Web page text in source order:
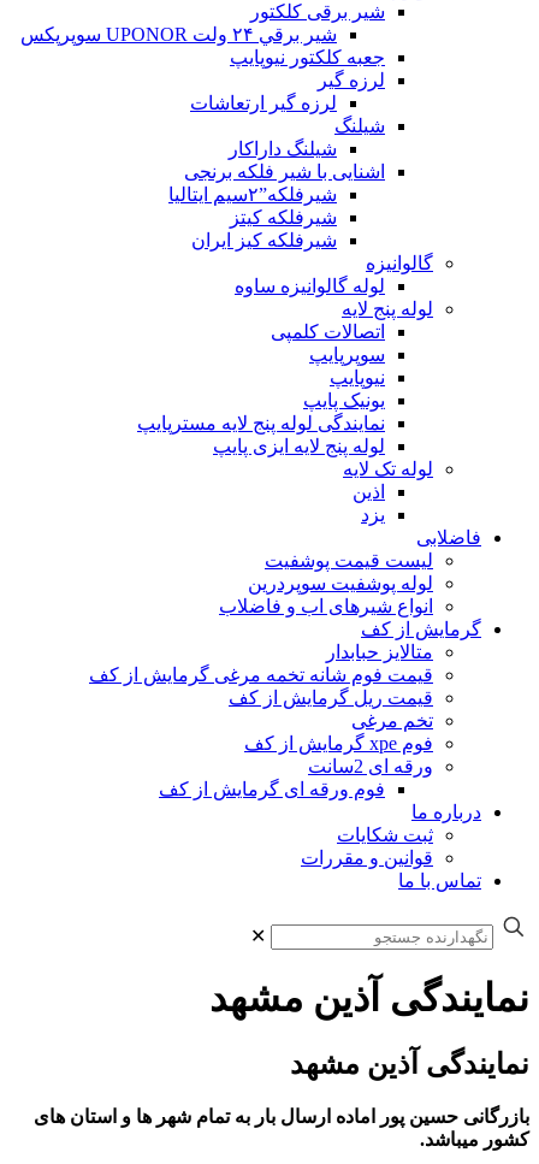
شیر برقی کلکتور
شير برقي ۲۴ ولت UPONOR سوپرپکس
جعبه کلکتور نیوپایپ
لرزه گیر
لرزه گیر ارتعاشات
شیلنگ
شیلنگ داراکار
اشنایی با شیر فلکه برنجی
شیرفلکه”۲سیم ایتالیا
شیرفلکه کیتز
شیرفلکه کیز ایران
گالوانیزه
لوله گالوانیزه ساوه
لوله پنج لایه
اتصالات کلمپی
سوپرپایپ
نیوپایپ
یونیک پایپ
نمایندگی لوله پنج لایه مسترپایپ
لوله پنج لایه ایزی پایپ
لوله تک لایه
اذین
یزد
فاضلابی
لیست قیمت پوشفیت
لوله پوشفیت سوپردرین
انواع شیرهای اب و فاضلاب
گرمایش از کف
متالایز حبابدار
قیمت فوم شانه تخمه مرغی گرمایش از کف
قیمت ریل گرمایش از کف
تخم مرغی
فوم xpe گرمایش از کف
ورقه ای 2سانت
فوم ورقه ای گرمایش از کف
درباره ما
ثبت شکایات
قوانین و مقررات
تماس با ما
✕
نمایندگی آذین مشهد
نمایندگی آذین مشهد
بازرگانی حسین پور اماده ارسال بار به تمام شهر ها و استان های
کشور میباشد.